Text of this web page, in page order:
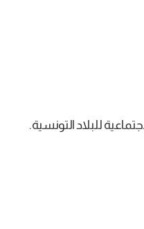
للبلاد التونسية.